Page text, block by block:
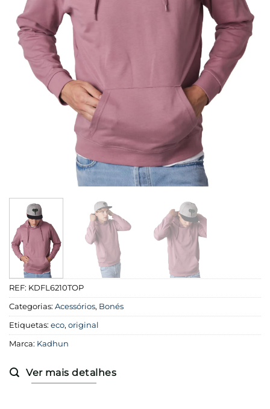
REF: KDFL6210TOP
Categorias: Acessórios, Bonés
Etiquetas: eco, original
Marca: Kadhun
Ver mais detalhes